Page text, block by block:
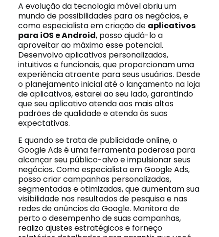
A evolução da tecnologia móvel abriu um
mundo de possibilidades para os negócios, e
como especialista em criação de aplicativos
para iOS e Android, posso ajudá-lo a
aproveitar ao máximo esse potencial.
Desenvolvo aplicativos personalizados,
intuitivos e funcionais, que proporcionam uma
experiência atraente para seus usuários. Desde
o planejamento inicial até o lançamento na loja
de aplicativos, estarei ao seu lado, garantindo
que seu aplicativo atenda aos mais altos
padrões de qualidade e atenda às suas
expectativas.
E quando se trata de publicidade online, o
Google Ads é uma ferramenta poderosa para
alcançar seu público-alvo e impulsionar seus
negócios. Como especialista em Google Ads,
posso criar campanhas personalizadas,
segmentadas e otimizadas, que aumentam sua
visibilidade nos resultados de pesquisa e nas
redes de anúncios do Google. Monitoro de
perto o desempenho de suas campanhas,
realizo ajustes estratégicos e forneço